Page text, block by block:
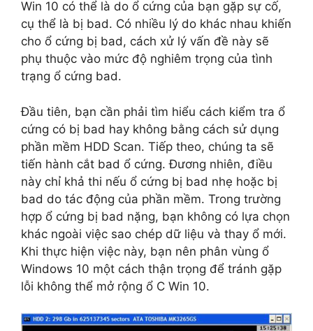
Win 10 có thể là do ổ cứng của bạn gặp sự cố,
cụ thể là bị bad. Có nhiều lý do khác nhau khiến
cho ổ cứng bị bad, cách xử lý vấn đề này sẽ
phụ thuộc vào mức độ nghiêm trọng của tình
trạng ổ cứng bad.
Đầu tiên, bạn cần phải tìm hiểu cách kiểm tra ổ
cứng có bị bad hay không bằng cách sử dụng
phần mềm HDD Scan. Tiếp theo, chúng ta sẽ
tiến hành cắt bad ổ cứng. Đương nhiên, điều
này chỉ khả thi nếu ổ cứng bị bad nhẹ hoặc bị
bad do tác động của phần mềm. Trong trường
hợp ổ cứng bị bad nặng, bạn không có lựa chọn
khác ngoài việc sao chép dữ liệu và thay ổ mới.
Khi thực hiện việc này, bạn nên phân vùng ổ
Windows 10 một cách thận trọng để tránh gặp
lỗi không thể mở rộng ổ C Win 10.